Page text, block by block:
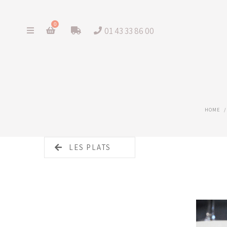
0
01 43 33 86 00
HOME /
LES PLATS